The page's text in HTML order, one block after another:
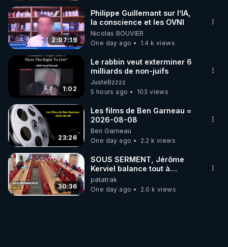
2:07:19
Philippe Guillemant sur l’IA,
la conscience et les OVNI
Nicolas BOUVIER
One day ago
1.4 k views
1:02
Le rabbin veut exterminer 6
milliards de non-juifs
JusteBzzzz
5 hours ago
103 views
23:26
Les films de Ben Garneau =
2026-08-08
Ben Garneau
One day ago
2.2 k views
30:36
SOUS SERMENT, Jérôme
Kerviel balance tout à
l'Assemblée !
patatrak
One day ago
2.0 k views